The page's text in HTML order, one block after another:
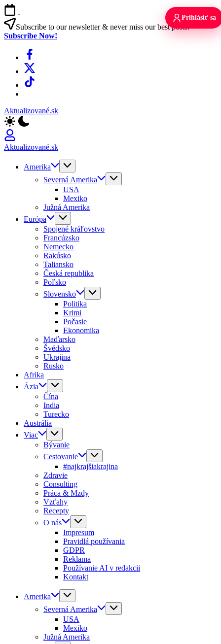
Skip
to
content
-
Subscribe to our newsletter & never miss our best posts.
Subscribe Now!
Facebook
X
TikTok
Aktualizované.sk
Aktualizované.sk
Amerika
Severná Amerika
USA
Mexiko
Južná Amerika
Európa
Spojené kráľovstvo
Francúzsko
Nemecko
Rakúsko
Taliansko
Česká republika
Poľsko
Slovensko
Politika
Krimi
Počasie
Ekonomika
Maďarsko
Švédsko
Ukrajina
Rusko
Afrika
Ázia
Čína
India
Turecko
Austrália
Viac
Bývanie
Cestovanie
#najkrajšiakrajina
Zdravie
Consulting
Práca & Mzdy
Vzťahy
Recepty
O nás
Impresum
Pravidlá používania
GDPR
Reklama
Používanie AI v redakcii
Kontakt
Amerika
Severná Amerika
USA
Mexiko
Južná Amerika
Prihlásiť sa